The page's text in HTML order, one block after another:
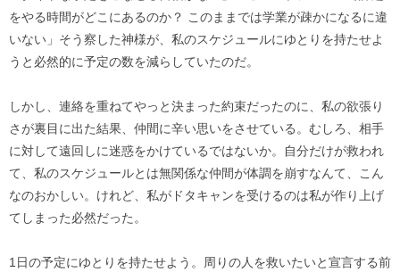
をやる時間がどこにあるのか？ このままでは学業が疎かになるに違
いない」そう察した神様が、私のスケジュールにゆとりを持たせよ
うと必然的に予定の数を減らしていたのだ。
しかし、連絡を重ねてやっと決まった約束だったのに、私の欲張り
さが裏目に出た結果、仲間に辛い思いをさせている。むしろ、相手
に対して遠回しに迷惑をかけているではないか。自分だけが救われ
て、私のスケジュールとは無関係な仲間が体調を崩すなんて、こん
なのおかしい。けれど、私がドタキャンを受けるのは私が作り上げ
てしまった必然だった。
1日の予定にゆとりを持たせよう。周りの人を救いたいと宣言する前